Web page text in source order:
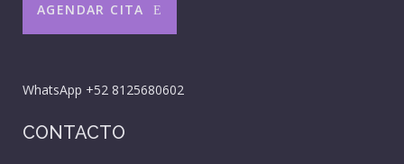
AGENDAR CITA
WhatsApp +52 8125680602
CONTACTO